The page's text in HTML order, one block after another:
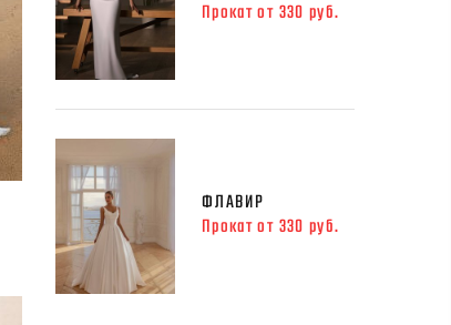
Прокат от 330 руб.
ФЛАВИР
Прокат от 330 руб.